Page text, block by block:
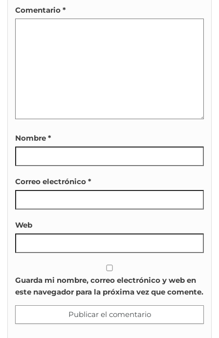
Comentario *
Nombre *
Correo electrónico *
Web
Guarda mi nombre, correo electrónico y web en
este navegador para la próxima vez que comente.